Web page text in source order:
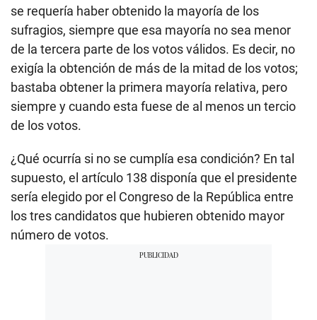
se requería haber obtenido la mayoría de los
sufragios, siempre que esa mayoría no sea menor
de la tercera parte de los votos válidos. Es decir, no
exigía la obtención de más de la mitad de los votos;
bastaba obtener la primera mayoría relativa, pero
siempre y cuando esta fuese de al menos un tercio
de los votos.
¿Qué ocurría si no se cumplía esa condición? En tal
supuesto, el artículo 138 disponía que el presidente
sería elegido por el Congreso de la República entre
los tres candidatos que hubieren obtenido mayor
número de votos.